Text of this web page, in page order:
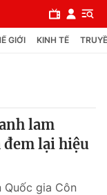
GIỚI KINH TẾ
lam
đem lại hiệu
Quốc gia Côn